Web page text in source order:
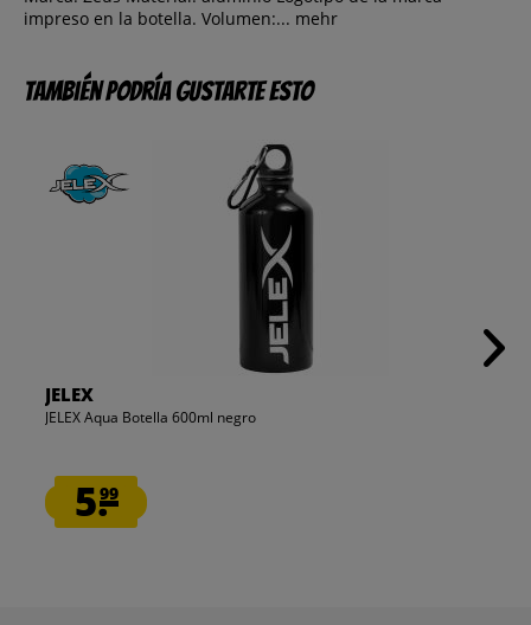
impreso en la botella. Volumen:... mehr
También podría gustarte esto
JELEX
JELEX Aqua Botella 600ml negro
5.99